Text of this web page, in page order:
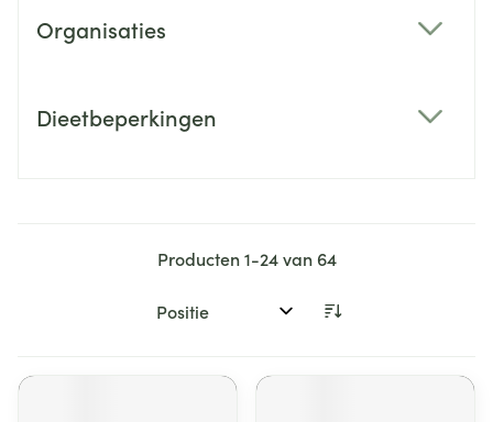
Organisaties
Dieetbeperkingen
Producten1-24van 64
Sorteer op: